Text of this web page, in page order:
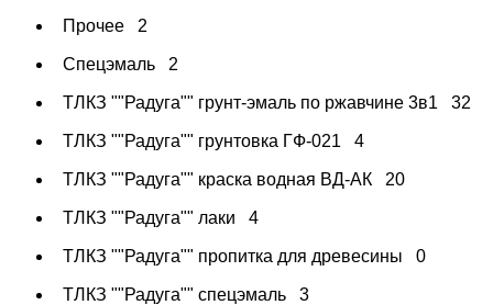
Прочее 2
Спецэмаль 2
ТЛКЗ ""Радуга"" грунт-эмаль по ржавчине 3в1 32
ТЛКЗ ""Радуга"" грунтовка ГФ-021 4
ТЛКЗ ""Радуга"" краска водная ВД-АК 20
ТЛКЗ ""Радуга"" лаки 4
ТЛКЗ ""Радуга"" пропитка для древесины 0
ТЛКЗ ""Радуга"" спецэмаль 3